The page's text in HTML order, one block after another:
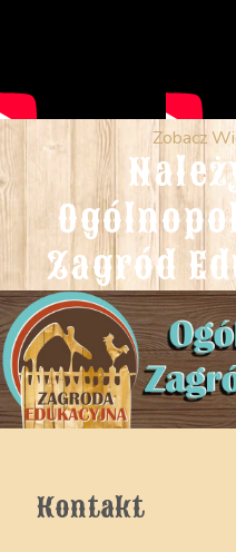
Zobacz
Zagród
Kontakt